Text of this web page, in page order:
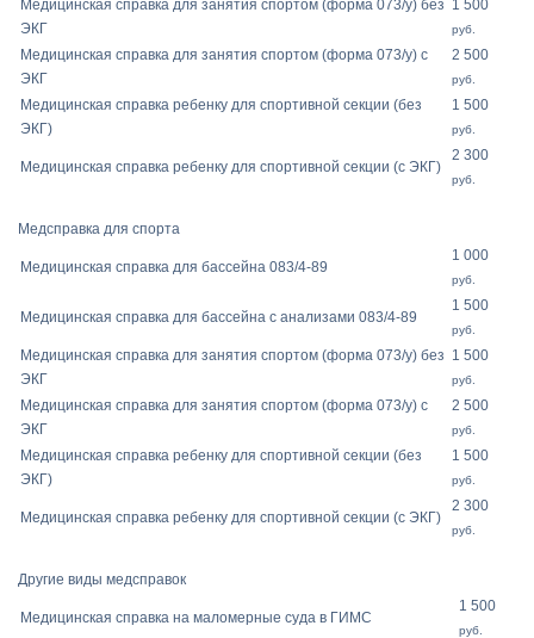
Медицинская справка для занятия спортом (форма 073/у) без
ЭКГ
1 500
руб.
Медицинская справка для занятия спортом (форма 073/у) с
ЭКГ
2 500
руб.
Медицинская справка ребенку для спортивной секции (без
ЭКГ)
1 500
руб.
Медицинская справка ребенку для спортивной секции (с ЭКГ)
2 300
руб.
Медсправка для спорта
Медицинская справка для бассейна 083/4-89
1 000
руб.
Медицинская справка для бассейна с анализами 083/4-89
1 500
руб.
Медицинская справка для занятия спортом (форма 073/у) без
ЭКГ
1 500
руб.
Медицинская справка для занятия спортом (форма 073/у) с
ЭКГ
2 500
руб.
Медицинская справка ребенку для спортивной секции (без
ЭКГ)
1 500
руб.
Медицинская справка ребенку для спортивной секции (с ЭКГ)
2 300
руб.
Другие виды медсправок
Медицинская справка на маломерные суда в ГИМС
1 500
руб.